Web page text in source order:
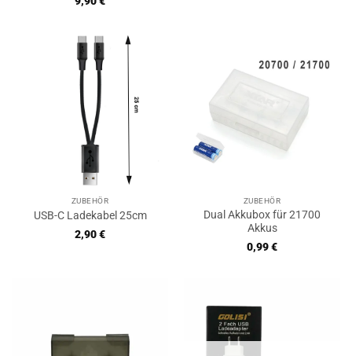
mit5von
ZUBEHÖR
USB-C Ladekabel 25cm
2,90€
ZUBEHÖR
Dual Akkubox für 21700
Akkus
0,99€